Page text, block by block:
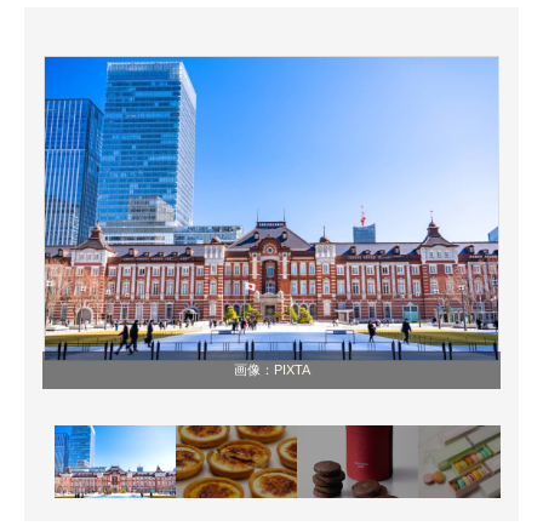
スマホと通信の最新トレンド
進化するPCとデバイスの未来
好きが集まる 比べて選べる
ビジネスと働き方のヒント
AI活用のいまが分かる
企業ITのトレンドを詳説
経営リーダーのコミュニティ
マーケ×ITの今がよく分かる
ITエンジニア向け専門サイト
画像： PIXTA